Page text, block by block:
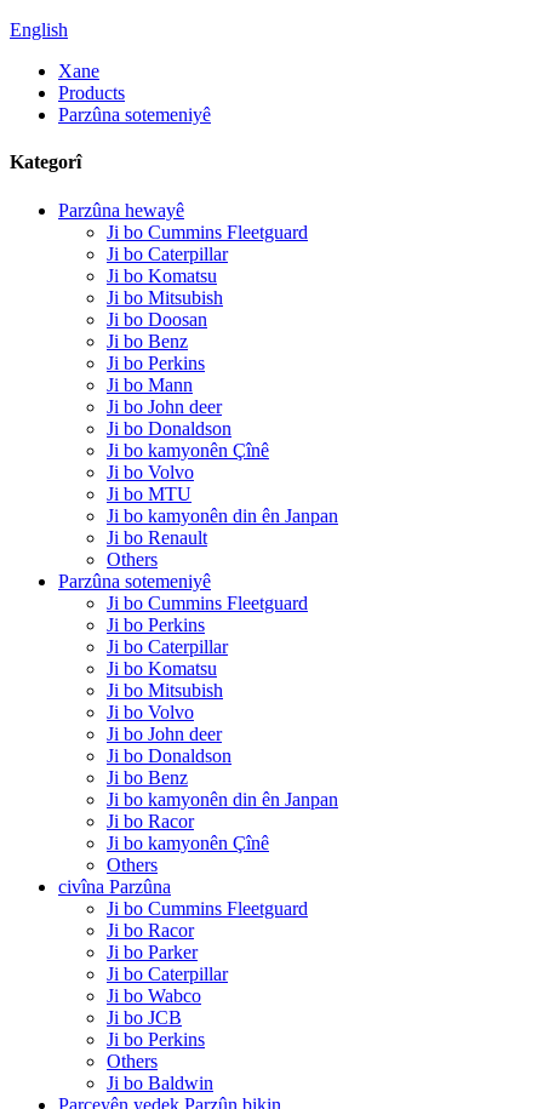
English
Xane
Products
Parzûna sotemeniyê
Kategorî
Parzûna hewayê
Ji bo Cummins Fleetguard
Ji bo Caterpillar
Ji bo Komatsu
Ji bo Mitsubish
Ji bo Doosan
Ji bo Benz
Ji bo Perkins
Ji bo Mann
Ji bo John deer
Ji bo Donaldson
Ji bo kamyonên Çînê
Ji bo Volvo
Ji bo MTU
Ji bo kamyonên din ên Janpan
Ji bo Renault
Others
Parzûna sotemeniyê
Ji bo Cummins Fleetguard
Ji bo Perkins
Ji bo Caterpillar
Ji bo Komatsu
Ji bo Mitsubish
Ji bo Volvo
Ji bo John deer
Ji bo Donaldson
Ji bo Benz
Ji bo kamyonên din ên Janpan
Ji bo Racor
Ji bo kamyonên Çînê
Others
civîna Parzûna
Ji bo Cummins Fleetguard
Ji bo Racor
Ji bo Parker
Ji bo Caterpillar
Ji bo Wabco
Ji bo JCB
Ji bo Perkins
Others
Ji bo Baldwin
Parçeyên yedek Parzûn bikin